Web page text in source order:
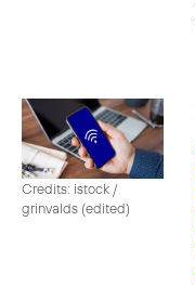
Credits: istock /
grinvalds (edited)